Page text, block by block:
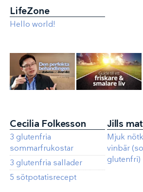
LifeZone
Hello world!
Cecilia Folkesson
3 glutenfria
sommarfrukostar
3 glutenfria sallader
5 sötpotatisrecept
Jills mat
Mjuk
vinbär
glutenfri)